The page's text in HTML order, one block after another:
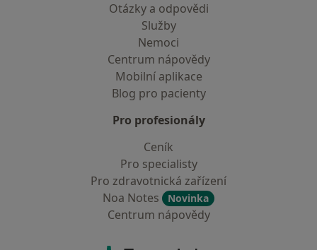
Otázky a odpovědi
Služby
Nemoci
Centrum nápovědy
Mobilní aplikace
Blog pro pacienty
Pro profesionály
Ceník
Pro specialisty
Pro zdravotnická zařízení
Noa Notes
Novinka
Centrum nápovědy